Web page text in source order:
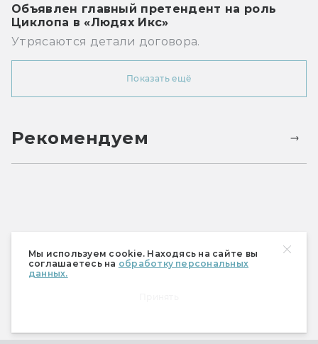
Мы используем cookie. Находясь на сайте вы
соглашаетесь на обработку персональных
данных.
Объявлен главный претендент на роль
Циклопа в «Людях Икс»
Утрясаются детали договора.
Показать ещё
Рекомендуем